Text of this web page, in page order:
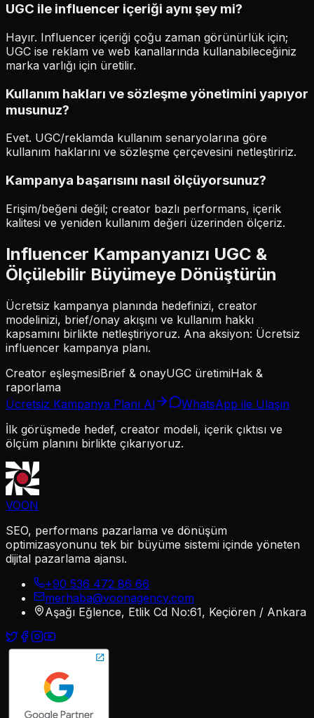
UGC ile influencer içeriği aynı şey mi?
Hayır. Influencer içeriği çoğu zaman görünürlük için;
UGC ise reklam ve web kanallarında kullanabileceğiniz
marka varlığı için üretilir.
Kullanım hakları ve sözleşme yönetimini yapıyor
musunuz?
Evet. UGC/reklamda kullanım senaryolarına göre
kullanım haklarını ve sözleşme çerçevesini netleştiririz.
Kampanya başarısını nasıl ölçüyorsunuz?
Erişim/beğeni değil; creator bazlı performans, içerik
kalitesi ve yeniden kullanım değeri üzerinden ölçeriz.
Influencer Kampanyanızı UGC &
Ölçülebilir Büyümeye Dönüştürün
Ücretsiz kampanya planında hedefinizi, creator
modelinizi, brief/onay akışını ve kullanım hakkı
kapsamını birlikte netleştiriyoruz. Ana aksiyon: Ücretsiz
influencer kampanya planı.
Creator eşleşmesiBrief & onayUGC üretimiHak &
raporlama
Ücretsiz Kampanya Planı Al
WhatsApp ile Ulaşın
İlk görüşmede hedef, creator modeli, içerik çıktısı ve
ölçüm planını birlikte çıkarıyoruz.
VOON
SEO, performans pazarlama ve dönüşüm
optimizasyonunu tek bir büyüme sistemi içinde yöneten
dijital pazarlama ajansı.
+90 536 472 86 66
merhaba@voonagency.com
Aşağı Eğlence, Etlik Cd No:61, Keçiören / Ankara